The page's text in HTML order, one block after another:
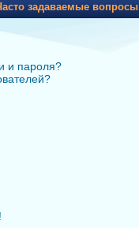
задаваемые вопросы
и пароля?